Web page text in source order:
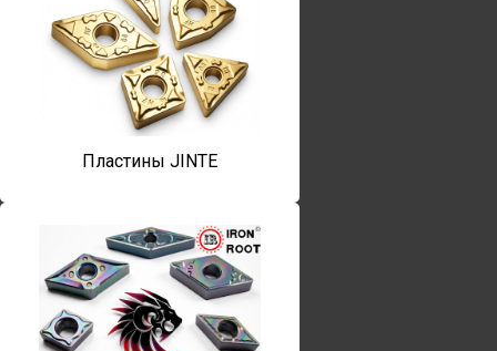
Пластины JINTE